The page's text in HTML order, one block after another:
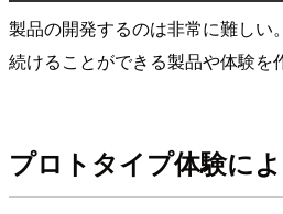
製品の開発するのは非常に難し
続けることができる製品や体験を
プロトタイプ体験に